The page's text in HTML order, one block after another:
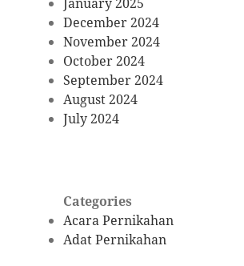
December 2024
November 2024
October 2024
September 2024
August 2024
July 2024
Categories
Acara Pernikahan
Adat Pernikahan